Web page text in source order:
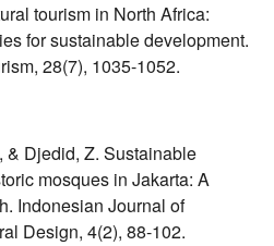
tourism in North Africa:
for sustainable development.
28(7), 1035-1052.
& Djedid, Z. Sustainable
mosques in Jakarta: A
Indonesian Journal of
Design, 4(2), 88-102.